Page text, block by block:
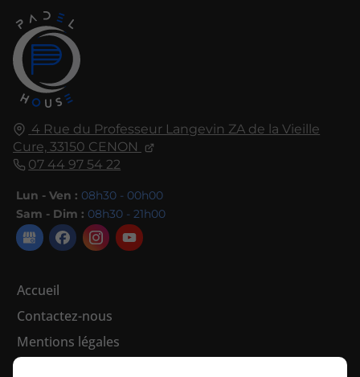
4 Rue du Professeur Langevin ZA de la Vieille
Cure, 33150 CENON
07 44 97 54 22
Lun - Ven : 08h30 - 00h00
Sam - Dim : 08h30 - 21h00
Accueil
Contactez-nous
Mentions légales